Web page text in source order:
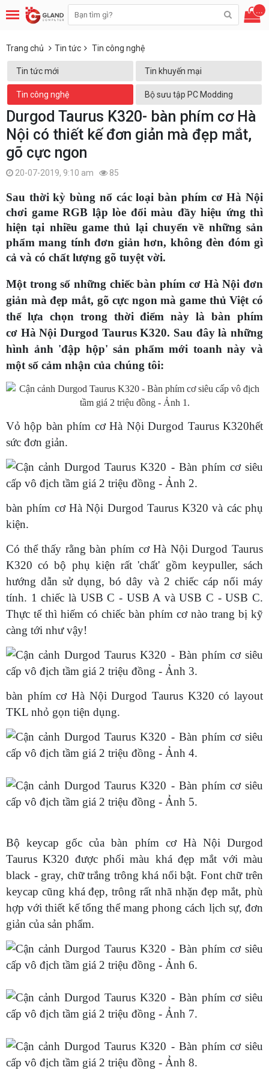
...
Trang chủ Tin tức Tin công nghệ
Tin tức mới Tin khuyến mại
Tin công nghệ Bộ sưu tập PC Modding
Durgod Taurus K320- bàn phím cơ Hà
Nội có thiết kế đơn giản mà đẹp mắt,
gõ cực ngon
20-07-2019, 9:10 am 85
Sau thời kỳ bùng nổ các loại bàn phím cơ Hà Nội
chơi game RGB lập lòe đổi màu đầy hiệu ứng thì
hiện tại nhiều game thủ lại chuyển về những sản
phẩm mang tính đơn giản hơn, không đèn đóm gì
cả và có chất lượng gõ tuyệt vời.
Một trong số những chiếc bàn phím cơ Hà Nội đơn
giản mà đẹp mắt, gõ cực ngon mà game thủ Việt có
thể lựa chọn trong thời điểm này là bàn phím
cơ Hà Nội Durgod Taurus K320. Sau đây là những
hình ảnh 'đập hộp' sản phẩm mới toanh này và
một số cảm nhận của chúng tôi:
Vỏ hộp bàn phím cơ Hà Nội Durgod Taurus K320hết
sức đơn giản.
bàn phím cơ Hà Nội Durgod Taurus K320 và các phụ
kiện.
Có thể thấy rằng bàn phím cơ Hà Nội Durgod Taurus
K320 có bộ phụ kiện rất 'chất' gồm keypuller, sách
hướng dẫn sử dụng, bó dây và 2 chiếc cáp nối máy
tính. 1 chiếc là USB C - USB A và USB C - USB C.
Thực tế thì hiếm có chiếc bàn phím cơ nào trang bị kỹ
càng tới như vậy!
bàn phím cơ Hà Nội Durgod Taurus K320 có layout
TKL nhỏ gọn tiện dụng.
Bộ keycap gốc của bàn phím cơ Hà Nội Durgod
Taurus K320 được phối màu khá đẹp mắt với màu
black - gray, chữ trắng trông khá nổi bật. Font chữ trên
keycap cũng khá đẹp, trông rất nhã nhặn đẹp mắt, phù
hợp với thiết kế tổng thể mang phong cách lịch sự, đơn
giản của sản phẩm.